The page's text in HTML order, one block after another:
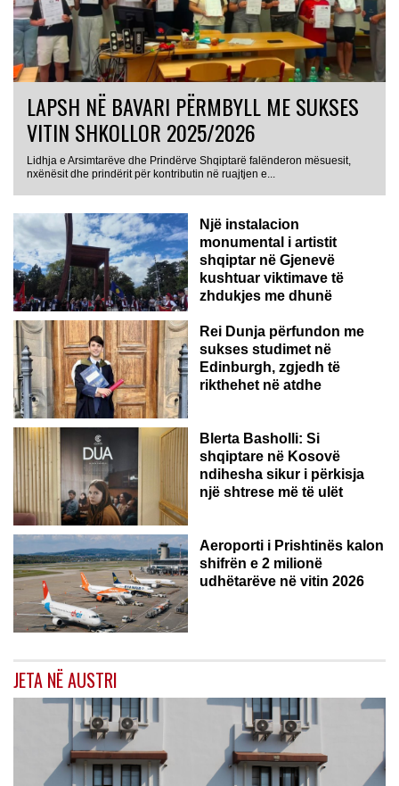
LAPSH NË BAVARI PËRMBYLL ME SUKSES
VITIN SHKOLLOR 2025/2026
Lidhja e Arsimtarëve dhe Prindërve Shqiptarë falënderon mësuesit,
nxënësit dhe prindërit për kontributin në ruajtjen e...
Një instalacion
monumental i artistit
shqiptar në Gjenevë
kushtuar viktimave të
zhdukjes me dhunë
Rei Dunja përfundon me
sukses studimet në
Edinburgh, zgjedh të
rikthehet në atdhe
Blerta Basholli: Si
shqiptare në Kosovë
ndihesha sikur i përkisja
një shtrese më të ulët
Aeroporti i Prishtinës kalon
shifrën e 2 milionë
udhëtarëve në vitin 2026
JETA NË AUSTRI